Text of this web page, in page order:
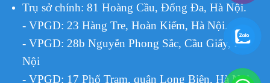
Trụ sở chính: 81 Hoàng Cầu, Đống Đa, Hà Nội.
- VPGD: 23 Hàng Tre, Hoàn Kiếm, Hà Nội.
- VPGD: 28b Nguyễn Phong Sắc, Cầu Giấy, Hà
Nội
- VPGD: 17 Phố Trạm, quận Long Biên, Hà Nội.